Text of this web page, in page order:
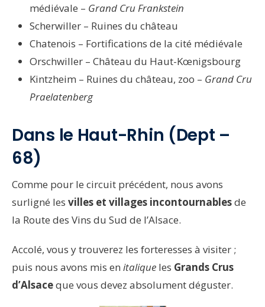
médiévale – Grand Cru Frankstein
Scherwiller – Ruines du château
Chatenois – Fortifications de la cité médiévale
Orschwiller – Château du Haut-Kœnigsbourg
Kintzheim – Ruines du château, zoo – Grand Cru
Praelatenberg
Dans le Haut-Rhin (Dept –
68)
Comme pour le circuit précédent, nous avons
surligné les villes et villages incontournablesde
la Route des Vins du Sud de l’Alsace.
Accolé, vous y trouverez les forteresses à visiter ;
puis nous avons mis en italique les Grands Crus
d’Alsaceque vous devez absolument déguster.